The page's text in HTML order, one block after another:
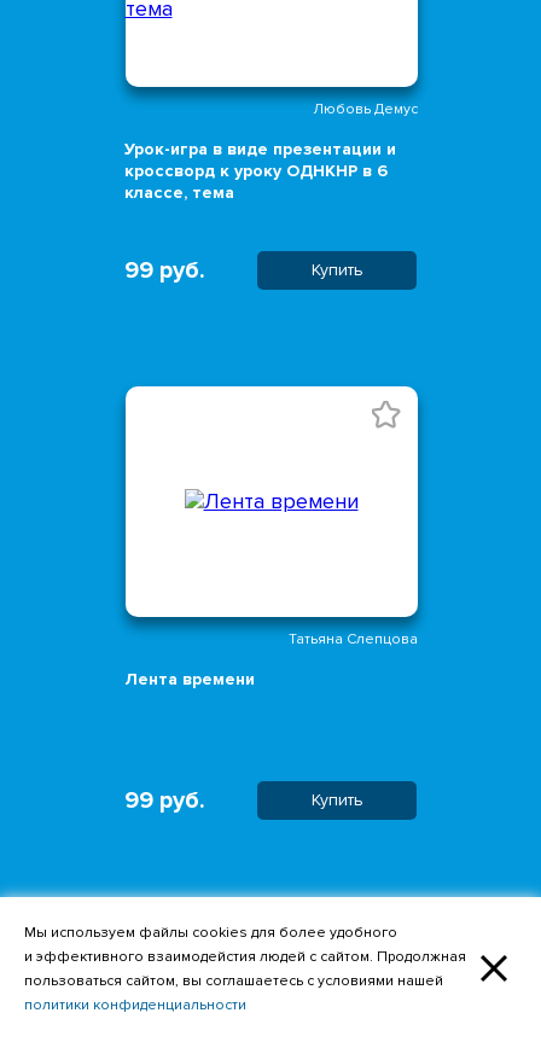
Любовь Демус
Урок-игра в виде презентации и
кроссворд к уроку ОДНКНР в 6
классе, тема
99 руб. Купить
Татьяна Слепцова
Лента времени
99 руб. Купить
Мы используем файлы cookies для более удобного
и эффективного взаимодейстия людей с сайтом. Продолжная
пользоваться сайтом, вы соглашаетесь с условиями нашей
политики конфиденциальности